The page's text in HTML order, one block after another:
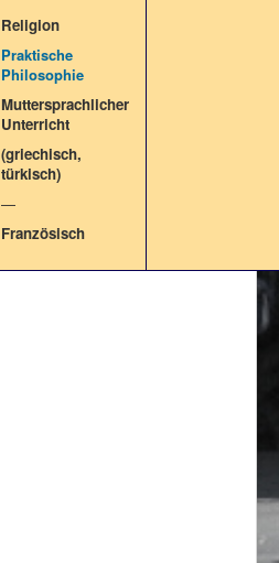
Religion
Praktische
Philosophie
Muttersprachlicher
Unterricht
(griechisch,
türkisch)
—
Französisch